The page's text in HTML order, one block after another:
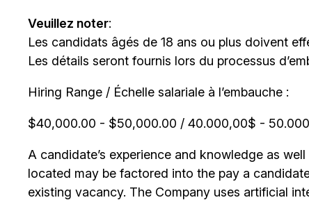
Veuillez noter:
Les candidats âgés de 18 ans ou plus doivent
Les détails seront fournis lors du processus
Hiring Range / Échelle salariale à l’embauche :
$40,000.00 - $50,000.00 / 40.000,00$ -
A candidate’s experience and knowledge as
located may be factored into the pay a
existing vacancy. The Company uses artificial